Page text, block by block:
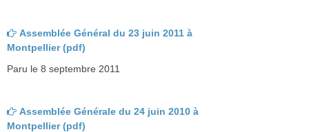
Assemblée Général du 23 juin 2011 à
Montpellier (pdf)
Paru le 8 septembre 2011
Assemblée Générale du 24 juin 2010 à
Montpellier (pdf)